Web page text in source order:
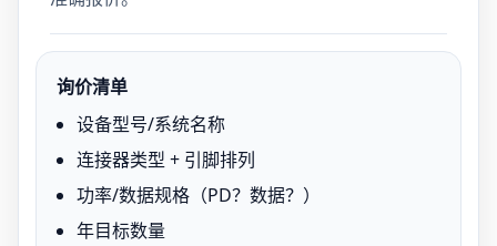
询价清单
设备型号/系统名称
连接器类型 + 引脚排列
功率/数据规格（PD？数据？）
年目标数量